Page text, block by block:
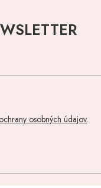
osobných údajov.